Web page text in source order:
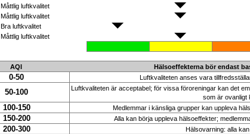
Måttlig luftkvalitet
Måttlig luftkvalitet
Bra luftkvalitet
Måttlig luftkvalitet
AQI Hälsoeffekterna bör endast
0-50 Luftkvaliteten anses vara
50-100
Luftkvaliteten är acceptabel; för vissa föroreningar kan det
som är ovanligt
100-150 Medlemmar i känsliga grupper kan uppleva
150-200 Alla kan börja uppleva hälsoeffekter;
200-300 Hälsovarning: alla